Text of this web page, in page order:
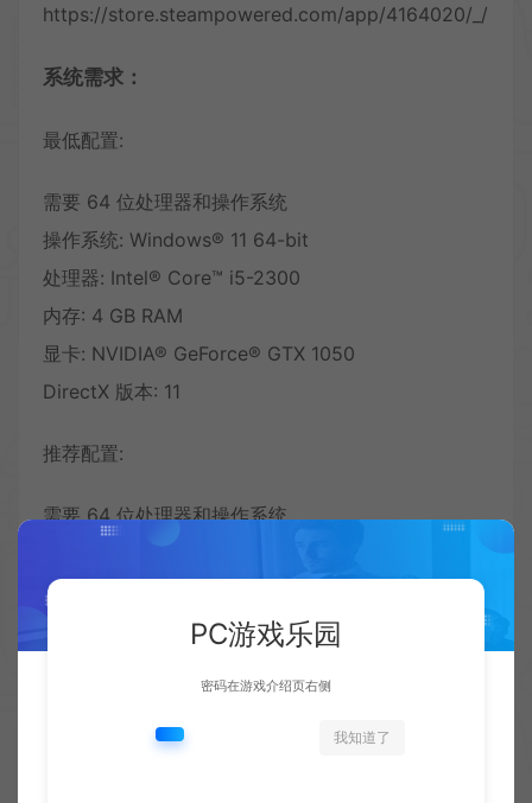
https://store.steampowered.com/app/4164020/_/
系统需求：
最低配置:
需要 64 位处理器和操作系统
操作系统: Windows® 11 64-bit
处理器: Intel® Core™ i5-2300
内存: 4 GB RAM
显卡: NVIDIA® GeForce® GTX 1050
DirectX 版本: 11
推荐配置:
需要 64 位处理器和操作系统
操作系统: Windows® 11 64-bit
处理器: Intel® Core™ i7-4770K
PC游戏乐园
密码在游戏介绍页右侧
我知道了